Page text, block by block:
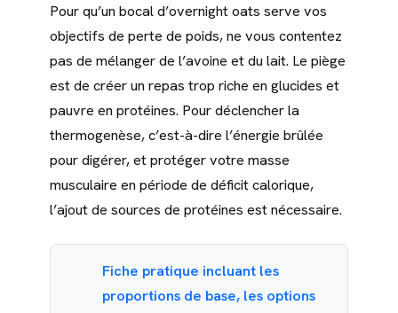
Pour qu’un bocal d’overnight oats serve vos
objectifs de perte de poids, ne vous contentez
pas de mélanger de l’avoine et du lait. Le piège
est de créer un repas trop riche en glucides et
pauvre en protéines. Pour déclencher la
thermogenèse, c’est-à-dire l’énergie brûlée
pour digérer, et protéger votre masse
musculaire en période de déficit calorique,
l’ajout de sources de protéines est nécessaire.
Fiche pratique incluant les
proportions de base, les options